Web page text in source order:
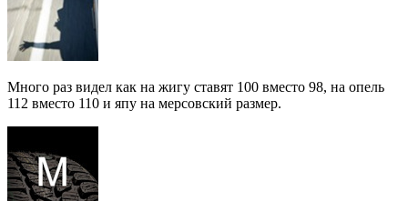
Много раз видел как на жигу ставят 100 вместо 98, на опель
112 вместо 110 и япу на мерсовский размер.